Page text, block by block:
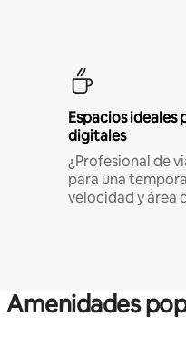
Espacios ideales
digitales
¿Profesional de
para una
velocidad y área
Amenidades